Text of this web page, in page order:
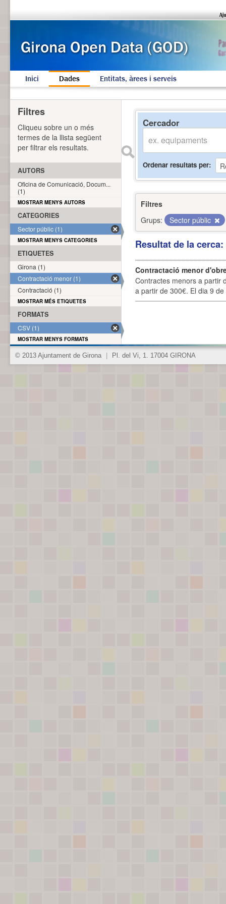
Inici Dades Entitats, àrees i serveis
Cercador
Ordenar resultats per
Filtres
Grups:
Sector públic
Resultat de la
Contractació menor
Contractes menors a partir
a partir de 300€. El dia 9
Filtres
Cliqueu sobre un o més
termes de la llista següent
per filtrar els resultats.
AUTORS
Oficina de Comunicació, Docum...
(1)
MOSTRAR MENYS AUTORS
CATEGORIES
Sector públic (1)
MOSTRAR MENYS CATEGORIES
ETIQUETES
Girona (1)
Contractació menor (1)
Contractació (1)
MOSTRAR MÉS ETIQUETES
FORMATS
CSV (1)
MOSTRAR MENYS FORMATS
© 2013 Ajuntament de Girona Pl. del Vi, 1. 17004 GIRONA